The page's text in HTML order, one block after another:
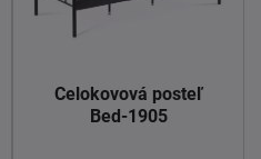
Celokovová posteľ
Bed-1905